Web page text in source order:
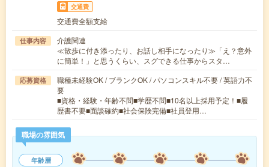
交通費
交通費全額支給
仕事内容
介護関連
≪散歩に付き添ったり、お話し相手になったり≫「え？意外
に簡単！」と思うくらい、スグできる仕事からスタ…
応募資格
職種未経験OK / ブランクOK / パソコンスキル不要 / 英語力不
要
■資格・経験・年齢不問■学歴不問■10名以上採用予定！■履
歴書不要■面談確約■社会保険完備■社員登用…
職場の雰囲気
年齢層